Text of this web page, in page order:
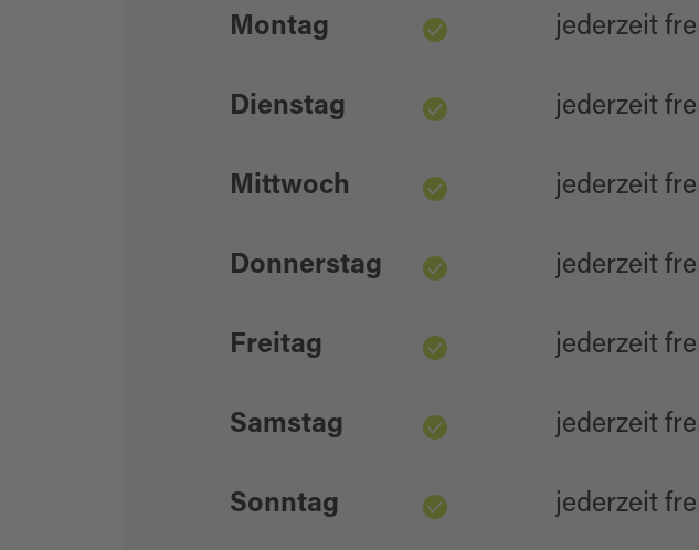
Montag jederzeit
Dienstag jederzeit
Mittwoch jederzeit
Donnerstag jederzeit
Freitag jederzeit
Samstag jederzeit
Sonntag jederzeit